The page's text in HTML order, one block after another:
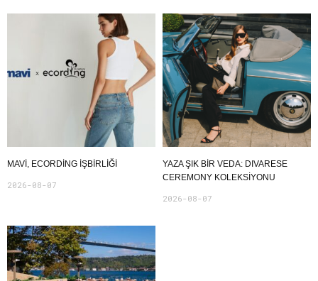
MAVI, ECORDING IŞBIRLIĞI
2026-08-07
YAZA ŞIK BIR VEDA: DIVARESE
CEREMONY KOLEKSIYONU
2026-08-07